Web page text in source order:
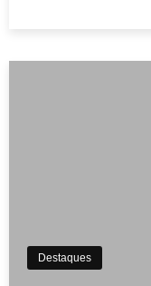
Destaques